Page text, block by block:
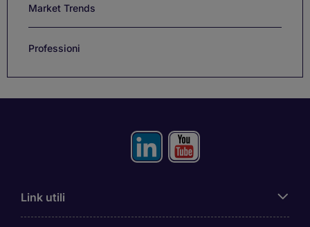
Market Trends
Professioni
Link utili